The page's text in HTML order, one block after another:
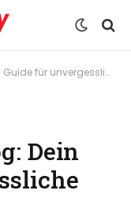
Reiseerlebnisse
Dein